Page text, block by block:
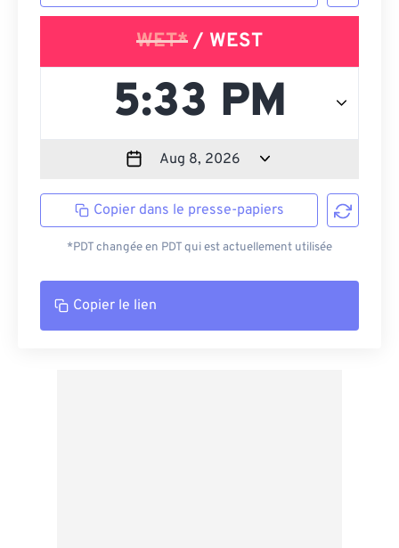
WET* / WEST
Copier dans le presse-papiers
*PDT changée en PDT qui est actuellement utilisée
Copier le lien